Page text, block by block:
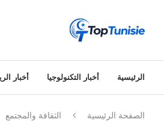
الرئيسية أخبار التكنولوجيا أخبار
الصفحة الرئيسية الثقافة والمجتمع